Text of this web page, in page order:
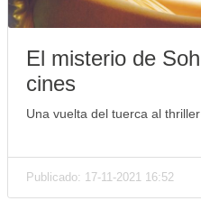
El misterio de
cines
Una vuelta del tuerca al
Publicado: 17-11-2021 16:52